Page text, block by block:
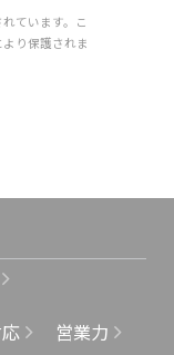
ています。こ
り保護されま
営業力